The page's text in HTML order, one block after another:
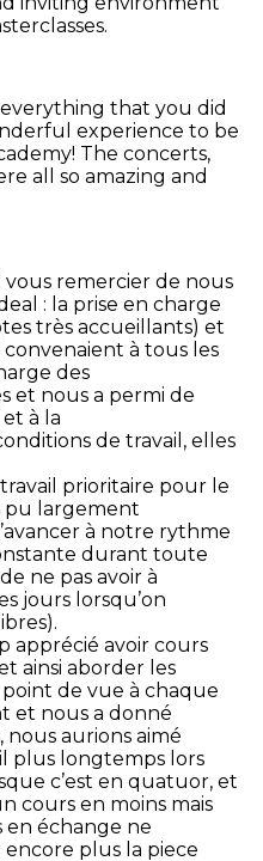
that you did
experience to be
The concerts,
all so amazing and
remercier de nous
: la prise en charge
très accueillants) et
à tous les
des
et nous a permi de
à la
de travail, elles
prioritaire pour le
pu largement
à notre rythme
durant toute
ne pas avoir à
jours lorsqu’on
apprécié avoir cours
ainsi aborder les
de vue à chaque
et nous a donné
nous aurions aimé
plus longtemps lors
c’est en quatuor, et
cours en moins mais
en échange ne
plus la piece